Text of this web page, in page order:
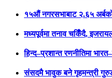
१५औं नगरसभाबाट २.६५
मध्यपूर्वमा तनाव चर्किँदै,
हिन्द–प्रशान्त रणनीतिमा
संसदमै भावुक बने गृहमन्त्री